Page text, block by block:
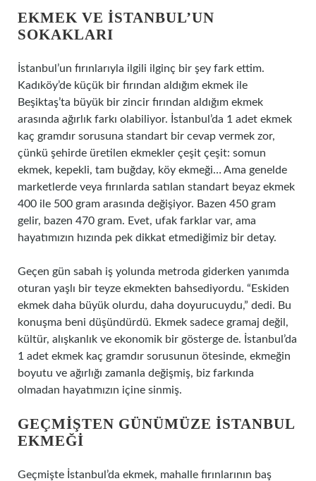
EKMEK VE İSTANBUL’UN
SOKAKLARI
İstanbul’un fırınlarıyla ilgili ilginç bir şey fark ettim.
Kadıköy’de küçük bir fırından aldığım ekmek ile
Beşiktaş’ta büyük bir zincir fırından aldığım ekmek
arasında ağırlık farkı olabiliyor. İstanbul’da 1 adet ekmek
kaç gramdır sorusuna standart bir cevap vermek zor,
çünkü şehirde üretilen ekmekler çeşit çeşit: somun
ekmek, kepekli, tam buğday, köy ekmeği… Ama genelde
marketlerde veya fırınlarda satılan standart beyaz ekmek
400 ile 500 gram arasında değişiyor. Bazen 450 gram
gelir, bazen 470 gram. Evet, ufak farklar var, ama
hayatımızın hızında pek dikkat etmediğimiz bir detay.
Geçen gün sabah iş yolunda metroda giderken yanımda
oturan yaşlı bir teyze ekmekten bahsediyordu. “Eskiden
ekmek daha büyük olurdu, daha doyurucuydu,” dedi. Bu
konuşma beni düşündürdü. Ekmek sadece gramaj değil,
kültür, alışkanlık ve ekonomik bir gösterge de. İstanbul’da
1 adet ekmek kaç gramdır sorusunun ötesinde, ekmeğin
boyutu ve ağırlığı zamanla değişmiş, biz farkında
olmadan hayatımızın içine sinmiş.
GEÇMIŞTEN GÜNÜMÜZE İSTANBUL
EKMEĞI
Geçmişte İstanbul’da ekmek, mahalle fırınlarının baş